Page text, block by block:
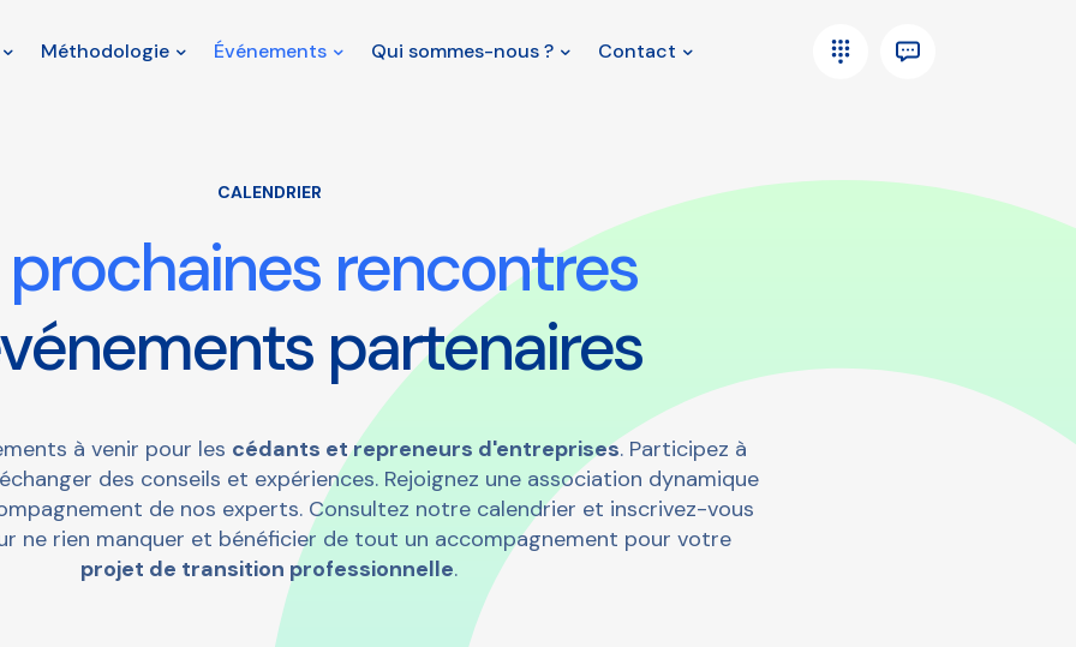
Méthodologie Événements Qui sommes-nous ? Contact
CALENDRIER
prochaines rencontres
partenaires
à venir pour les cédants et repreneurs d'entreprises. Participez à
des conseils et expériences. Rejoignez une association dynamique
de nos experts. Consultez notre calendrier et inscrivez-vous
ne rien manquer et bénéficier de tout un accompagnement pour votre
projet de transition professionnelle.